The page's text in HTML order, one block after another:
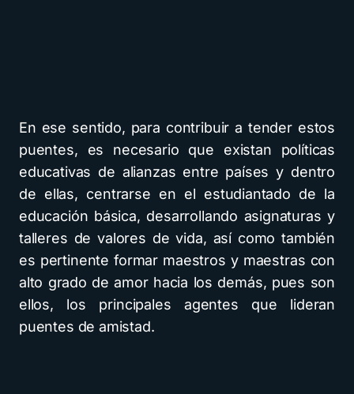
En ese sentido, para contribuir a tender estos
puentes, es necesario que existan políticas
educativas de alianzas entre países y dentro
de ellas, centrarse en el estudiantado de la
educación básica, desarrollando asignaturas y
talleres de valores de vida, así como también
es pertinente formar maestros y maestras con
alto grado de amor hacia los demás, pues son
ellos, los principales agentes que lideran
puentes de amistad.